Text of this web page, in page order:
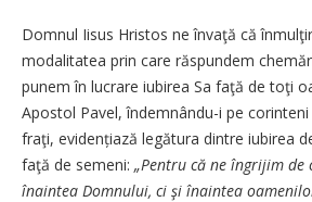
Domnul Iisus Hristos ne învaţă că
modalitatea prin care răspundem
punem în lucrare iubirea Sa faţă de toţi
Apostol Pavel, îndemnându-i pe
fraţi, evidențiază legătura dintre iubirea
faţă de semeni: „Pentru că ne îngrijim de
înaintea Domnului, ci şi înaintea